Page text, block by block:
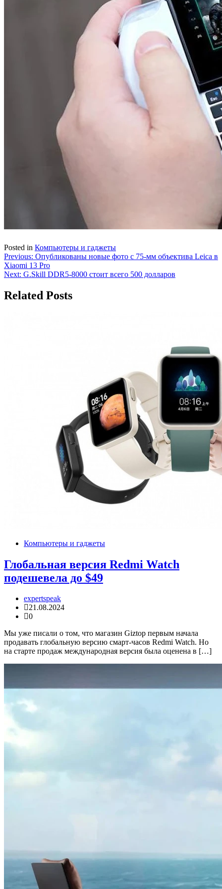
Posted in Компьютеры и гаджеты
Навигация
по
Previous: Опубликованы новые фото с 75-мм объектива Leica в
Xiaomi 13 Pro
Next: G.Skill DDR5-8000 стоит всего 500 долларов
Related Posts
Компьютеры и гаджеты
Глобальная версия Redmi Watch
подешевела до $49
expertspeak
21.08.2024
0
Мы уже писали о том, что магазин Giztop первым начала
продавать глобальную версию смарт-часов Redmi Watch. Но
на старте продаж международная версия была оценена в […]